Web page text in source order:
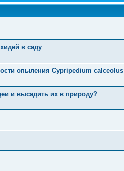
в саду
опыления Cypripedium calceolus
и высадить их в природу?